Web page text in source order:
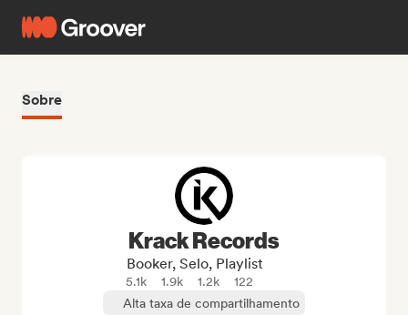
Sobre
Krack Records
Booker, Selo, Playlist
5.1k 1.9k 1.2k
122
Alta taxa de compartilhamento